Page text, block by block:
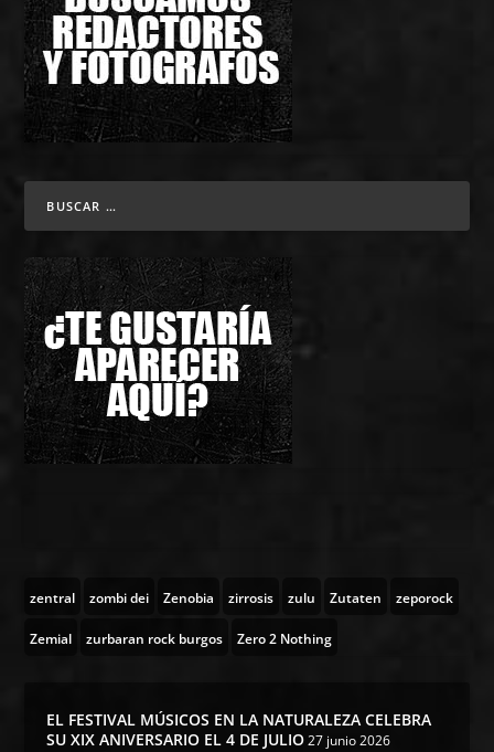
zentral zombi dei Zenobia zirrosis zulu Zutaten zeporock
Zemial zurbaran rock burgos Zero 2 Nothing
EL FESTIVAL MÚSICOS EN LA NATURALEZA CELEBRA
SU XIX ANIVERSARIO EL 4 DE JULIO 27 junio 2026